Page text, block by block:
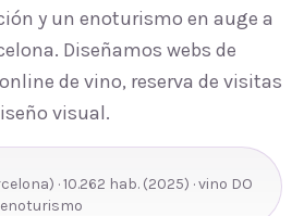
y un enoturismo en auge a
Diseñamos webs de
de vino, reserva de visitas
visual.
) ·10.262 hab. (2025) · vino DO